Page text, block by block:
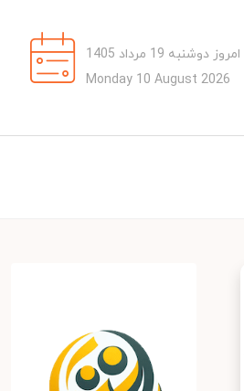
امروز دوشنبه 19 مرداد 1405
Monday 10 August 2026